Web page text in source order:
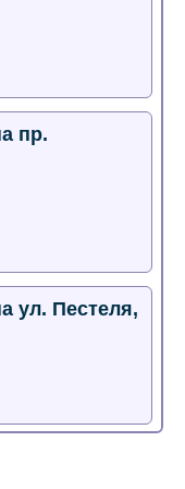
пр.
ул. Пестеля,